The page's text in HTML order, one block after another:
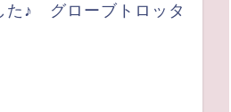
た♪ グローブトロッタ